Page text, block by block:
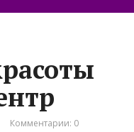
Комментарии: 0